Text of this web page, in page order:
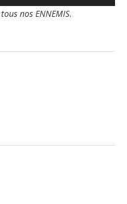
nos ENNEMIS.